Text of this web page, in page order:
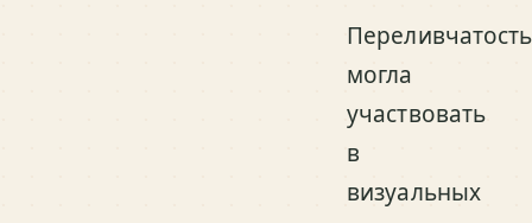
Переливчатость
могла
участвовать
в
визуальных